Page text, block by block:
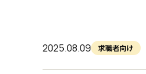
2025.08.09 求職者向け